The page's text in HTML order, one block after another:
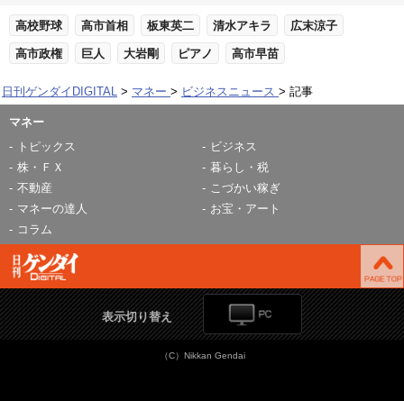
高校野球 高市首相 板東英二 清水アキラ 広末涼子
高市政権 巨人 大岩剛 ピアノ 高市早苗
日刊ゲンダイDIGITAL マネー ビジネスニュース 記事
マネー
トピックス
ビジネス
株・ＦＸ
暮らし・税
不動産
こづかい稼ぎ
マネーの達人
お宝・アート
コラム
表示切り替え
（C）Nikkan Gendai